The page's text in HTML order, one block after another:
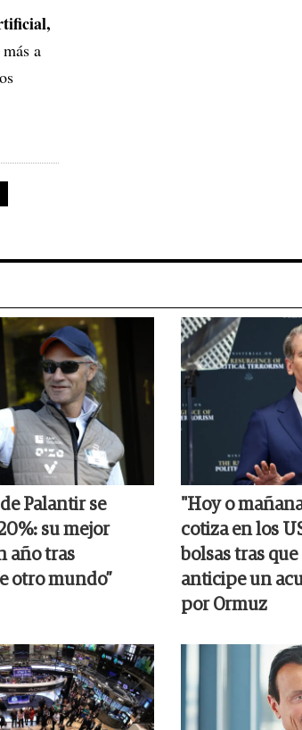
a
Palantir se
su mejor
año tras
otro mundo”
"Hoy o
cotiza en los
bolsas tras
anticipe un
por Ormuz